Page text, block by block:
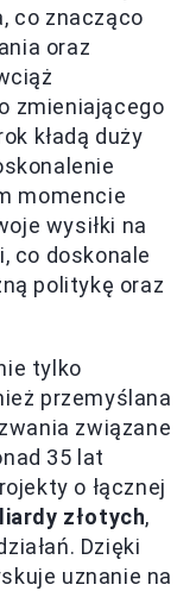
co znacząco
oraz
zmieniającego
kładą duży
momencie
wysiłki na
co doskonale
politykę oraz
tylko
przemyślana
związane
35 lat
o łącznej
złotych,
Dzięki
uznanie na